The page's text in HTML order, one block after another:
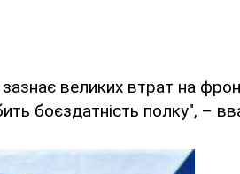
великих втрат на
боєздатність полку", –